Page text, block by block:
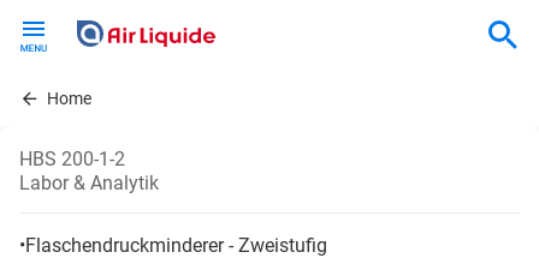
contentHome
HBS 200-1-2
Labor & Analytik
•Flaschendruckminderer - Zweistufig